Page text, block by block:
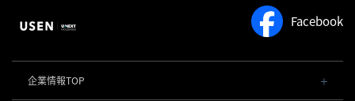
Facebook
企業情報TOP